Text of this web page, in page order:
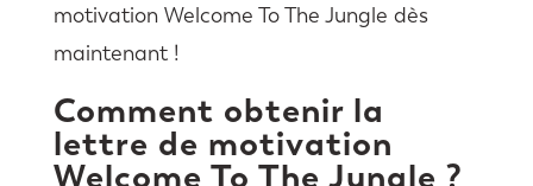
motivation Welcome To The Jungle dès
maintenant !
Comment obtenir la
lettre de motivation
Welcome To The Jungle ?